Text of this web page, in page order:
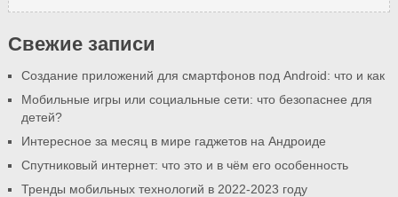
Свежие записи
Создание приложений для смартфонов под Android: что и как
Мобильные игры или социальные сети: что безопаснее для
детей?
Интересное за месяц в мире гаджетов на Андроиде
Спутниковый интернет: что это и в чём его особенность
Тренды мобильных технологий в 2022-2023 году